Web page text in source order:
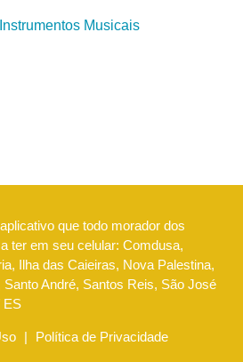
Musicais
que todo morador dos
ter em seu celular: Comdusa,
Ilha das Caieiras, Nova Palestina,
André, Santos Reis, São José
ES
| Política de Privacidade